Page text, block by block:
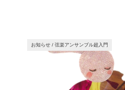
お知らせ / 弦楽アンサンブル超入門